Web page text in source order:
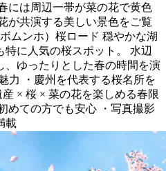
には周辺一帯が菜の花で黄色
が共演する美しい景色をご覧
ムンホ）桜ロード 穏やかな湖
に人気の桜スポット。 水辺
、ゆったりとした春の時間を演
力 ・慶州を代表する桜名所を
× 桜 × 菜の花を楽しめる春限
めての方でも安心 ・写真撮影
載